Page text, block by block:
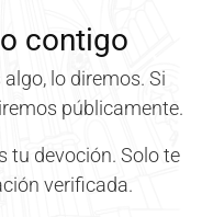
contigo
lo diremos. Si
públicamente.
tu devoción. Solo te
verificada.